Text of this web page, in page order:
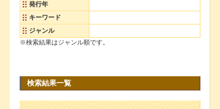
発行年
キーワード
ジャンル
※検索結果はジャンル順です。
検索結果一覧